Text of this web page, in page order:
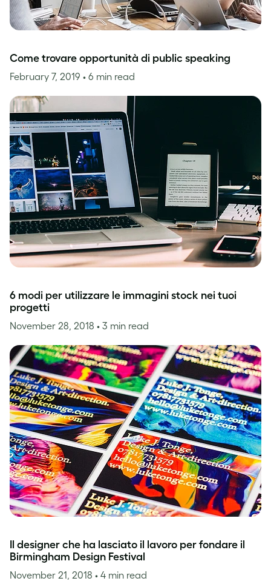
Come trovare opportunità di public speaking
February 7, 2019 • 6 min read
6 modi per utilizzare le immagini stock nei tuoi
progetti
November 28, 2018 • 3 min read
Il designer che ha lasciato il lavoro per fondare il
Birmingham Design Festival
November 21, 2018 • 4 min read